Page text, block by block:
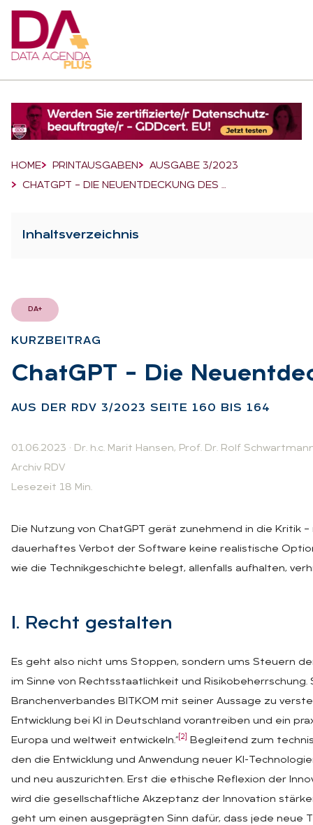
Breadcrumb-Navigation
HOME PRINTAUSGABEN
AUSGABE 3/2023
CHATGPT – DIE NEUENTDECKUNG DES …
Inhaltsverzeichnis
DA+
KURZ­BEI­TRAG
:
ChatG­PT – Die
AUS DER RDV 3/2023 SEI­TE 160 BIS 164
01.06.2023 · Dr. h.c. Marit Hansen, Prof. Dr. Rolf
Archiv RDV
Lesezeit 18 Min.
Die Nutzung von ChatGPT gerät zunehmend in die Kritik
dauerhaftes Verbot der Software keine realistische
wie die Technikgeschichte belegt, allenfalls aufhalten,
I. Recht ge­stal­ten
Es geht also nicht ums Stoppen, sondern ums Steuern
im Sinne von Rechtsstaatlichkeit und
Branchenverbandes BITKOM mit seiner Aussage zu
Entwicklung bei KI in Deutschland vorantreiben und ein
Europa und weltweit entwickeln.“ [2]
Begleitend zum
den die Entwicklung und Anwendung neuer KI-
und neu auszurichten. Erst die ethische Reflexion der
wird die gesellschaftliche Akzeptanz der Innovation
geht um einen ausgeprägten Sinn dafür, dass jede neue